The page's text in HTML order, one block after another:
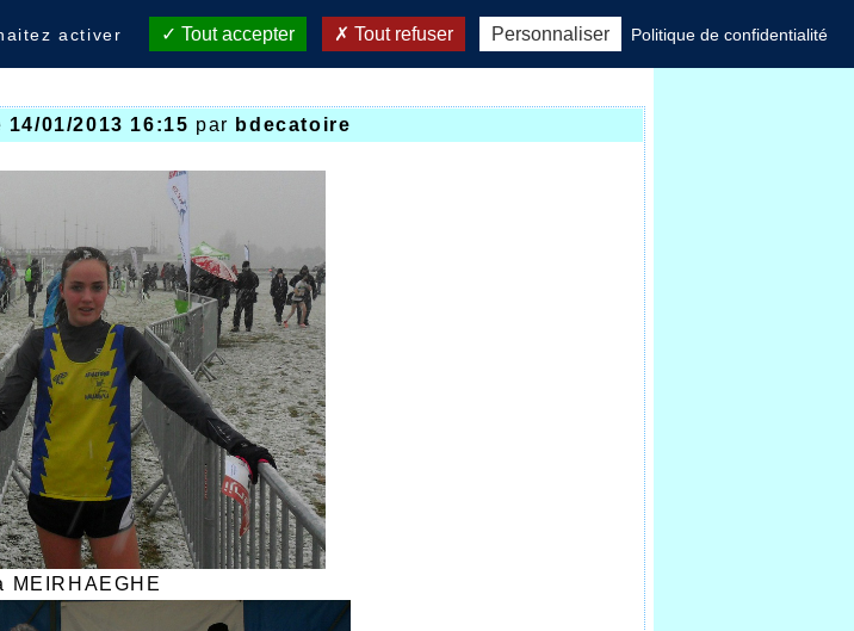
14/01/2013 16:15 par bdecatoire
MEIRHAEGHE
activer Tout accepter Tout refuser Personnaliser Politique de confidentialité